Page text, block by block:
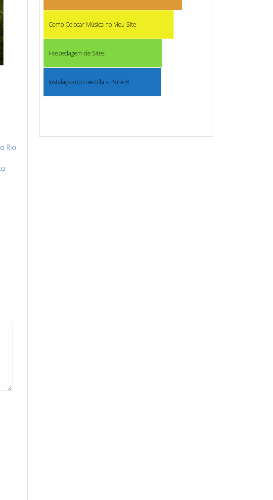
Rio
Como Colocar Música no Meu Site
Hospedagem de Sites
Instalação do LiveZilla – Parte 8